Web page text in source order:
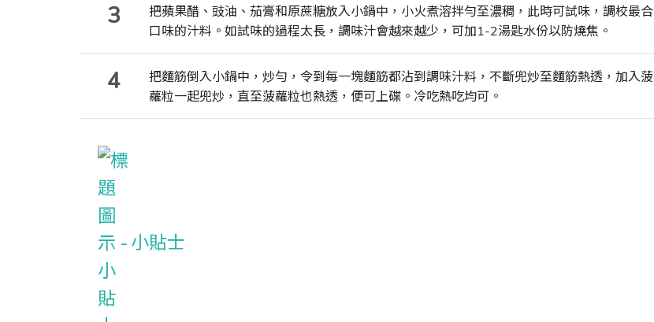
3
把蘋果醋、豉油、茄膏和原蔗糖放入小鍋中，小火煮溶拌勻至濃稠，此時可試味，調校最合
口味的汁料。如試味的過程太長，調味汁會越來越少，可加1-2湯匙水份以防燒焦。
4
把麵筋倒入小鍋中，炒勻，令到每一塊麵筋都沾到調味汁料，不斷兜炒至麵筋熱透，加入菠
蘿粒一起兜炒，直至菠蘿粒也熱透，便可上碟。冷吃熱吃均可。
小貼士